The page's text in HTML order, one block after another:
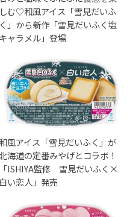
しむ♡和風アイス「雪見だいふ
く」から新作「雪見だいふく塩
キャラメル」登場
和風アイス「雪見だいふく」が
海道の定番みやげとコラボ！
「ISHIYA監修 雪見だいふく×
白い恋人」発売